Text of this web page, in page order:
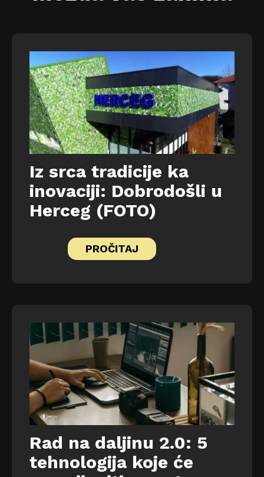
Iz srca tradicije ka
inovaciji: Dobrodošli u
Herceg (FOTO)
PROČITAJ
Rad na daljinu 2.0: 5
tehnologija koje će